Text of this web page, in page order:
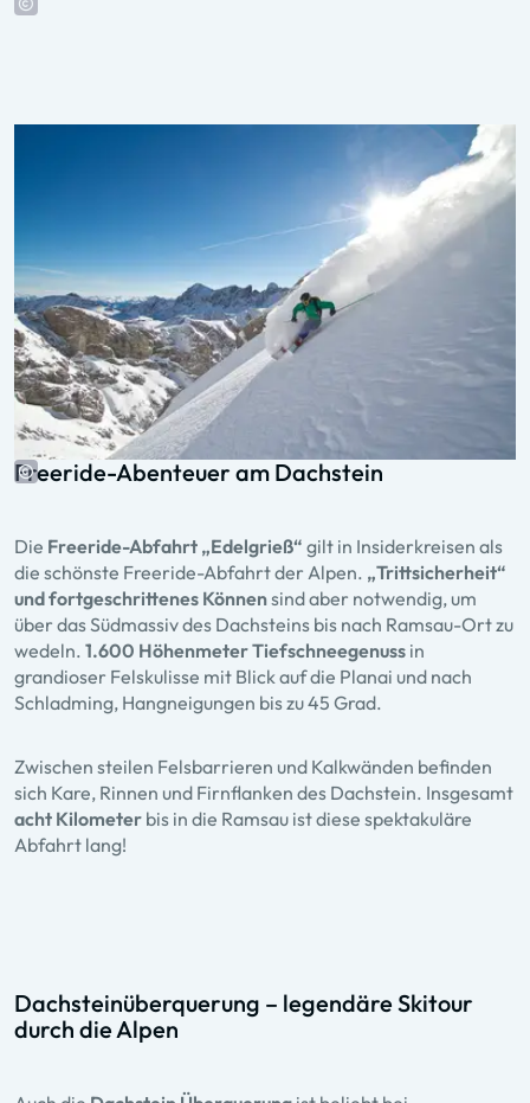
Freeride-Abenteuer am Dachstein
Die Freeride-Abfahrt „Edelgrieß“ gilt in Insiderkreisen als
die schönste Freeride-Abfahrt der Alpen. „Trittsicherheit“
und fortgeschrittenes Könnensind aber notwendig, um
über das Südmassiv des Dachsteins bis nach Ramsau-Ort zu
wedeln. 1.600 Höhenmeter Tiefschneegenuss in
grandioser Felskulisse mit Blick auf die Planai und nach
Schladming, Hangneigungen bis zu 45 Grad.
Zwischen steilen Felsbarrieren und Kalkwänden befinden
sich Kare, Rinnen und Firnflanken des Dachstein. Insgesamt
acht Kilometer bis in die Ramsau ist diese spektakuläre
Abfahrt lang!
Dachsteinüberquerung – legendäre Skitour
durch die Alpen